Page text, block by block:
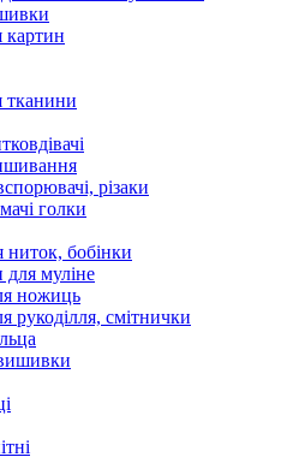
тканини
різаки
голки
бобінки
для муліне
ножиць
рукоділля, смітнички